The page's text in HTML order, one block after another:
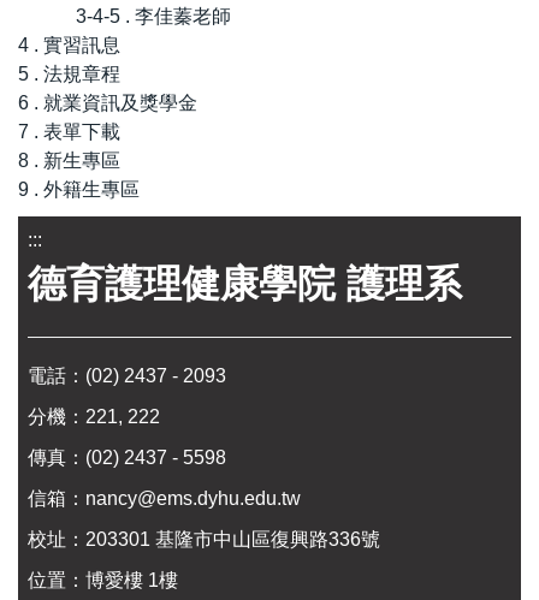
3-4-5 . 李佳蓁老師
4 . 實習訊息
5 . 法規章程
6 . 就業資訊及獎學金
7 . 表單下載
8 . 新生專區
9 . 外籍生專區
:::
德育護理健康學院 護理系
電話： (02) 2437 - 2093
分機：221, 222
傳真：(02) 2437 - 5598
信箱： nancy@ems.dyhu.edu.tw
校址： 203301 基隆市中山區復興路336號
位置：博愛樓 1樓